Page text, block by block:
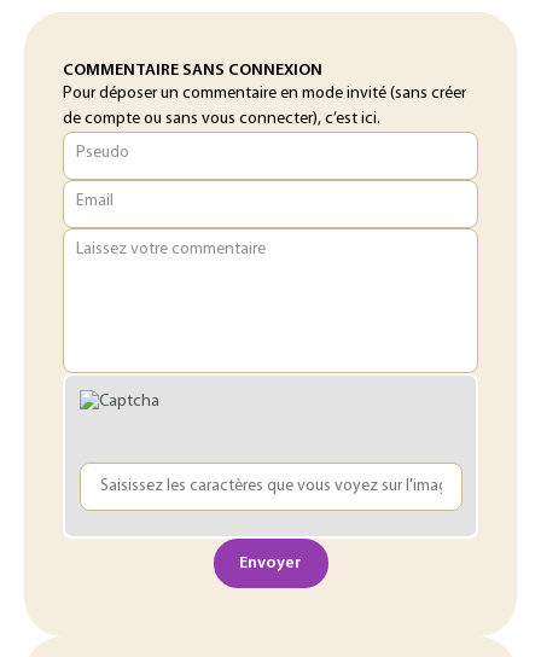
COMMENTAIRE SANS CONNEXION
Pour déposer un commentaire en mode invité (sans créer
de compte ou sans vous connecter), c’est ici.
Pseudo
Email
Laissez votre commentaire
Envoyer